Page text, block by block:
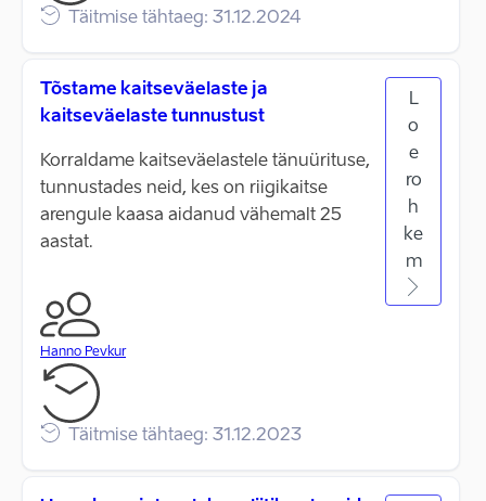
Täitmise tähtaeg: 31.12.2024
Tõstame kaitseväelaste ja
kaitseväelaste tunnustust
Korraldame kaitseväelastele tänuürituse,
tunnustades neid, kes on riigikaitse
arengule kaasa aidanud vähemalt 25
aastat.
Hanno Pevkur
Täitmise tähtaeg: 31.12.2023
L
o
e
ro
h
ke
m